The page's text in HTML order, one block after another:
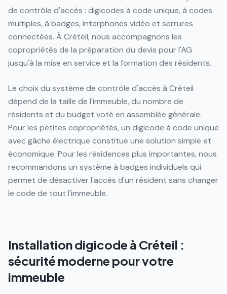
de contrôle d'accès : digicodes à code unique, à codes
multiples, à badges, interphones vidéo et serrures
connectées. À Créteil, nous accompagnons les
copropriétés de la préparation du devis pour l'AG
jusqu'à la mise en service et la formation des résidents.
Le choix du système de contrôle d'accès à Créteil
dépend de la taille de l'immeuble, du nombre de
résidents et du budget voté en assemblée générale.
Pour les petites copropriétés, un digicode à code unique
avec gâche électrique constitue une solution simple et
économique. Pour les résidences plus importantes, nous
recommandons un système à badges individuels qui
permet de désactiver l'accès d'un résident sans changer
le code de tout l'immeuble.
Installation digicode à Créteil :
sécurité moderne pour votre
immeuble